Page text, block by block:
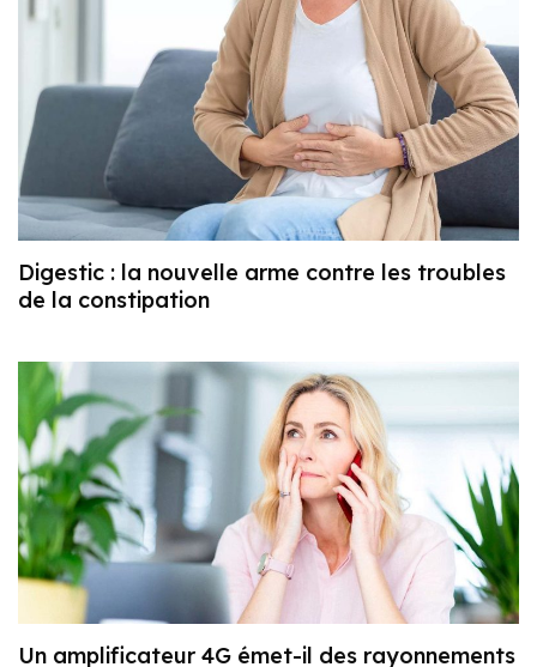
Digestic : la nouvelle arme contre les troubles
de la constipation
Un amplificateur 4G émet-il des rayonnements